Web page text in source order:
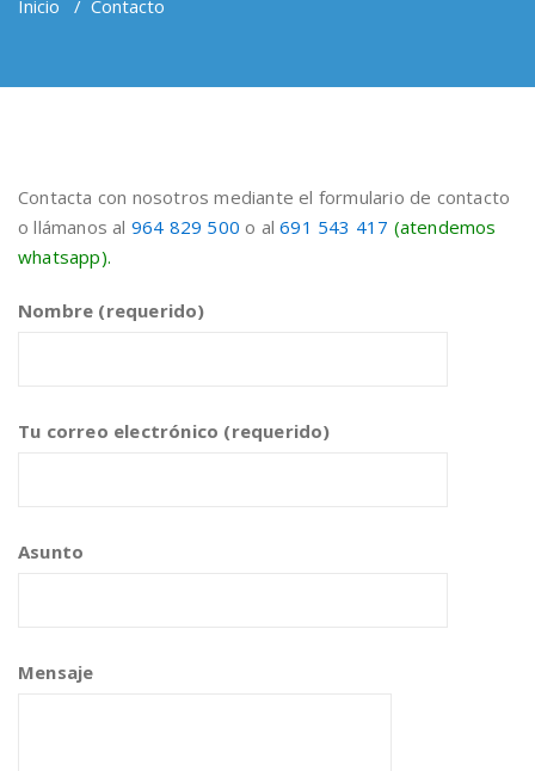
Inicio / Contacto
Contacta con nosotros mediante el formulario de contacto
o llámanos al 964 829 500 o al691 543 417 (atendemos
whatsapp).
Nombre (requerido)
Tu correo electrónico (requerido)
Asunto
Mensaje